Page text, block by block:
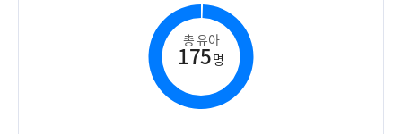
총 유아
175명